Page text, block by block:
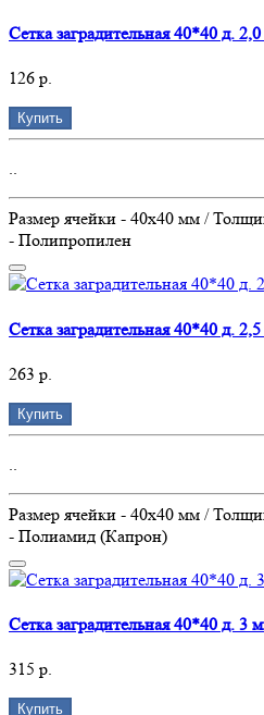
Сетка заградительная 40*40 д.
126 р.
Купить
..
Размер ячейки - 40х40 мм /
- Полипропилен
Сетка заградительная 40*40 д.
263 р.
Купить
..
Размер ячейки - 40х40 мм /
- Полиамид (Капрон)
Сетка заградительная 40*40 д. 3
315 р.
Купить